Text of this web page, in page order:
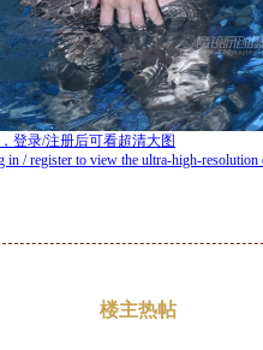
登录/注册后可看超清大图
in / register to view the ultra-high-resolution
楼主热帖